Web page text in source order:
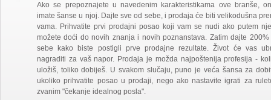
Ako se prepoznajete u navedenim karakteristikama ove branše,
imate šanse u njoj. Dajte sve od sebe, i prodaja će biti velikodušna
vama. Prihvatite prvi prodajni posao koji vam se nudi ako putem
možete doći do novih znanja i novih poznanstava. Zatim dajte 200%
sebe kako biste postigli prve prodajne rezultate. Život će vas
nagraditi za vaš napor. Prodaja je možda najpoštenija profesija -
uložiš, toliko dobiješ. U svakom slučaju, puno je veća šansa za
ukoliko prihvatite posao u prodaji, nego ako nastavite igrati za
zvanim "čekanje idealnog posla".